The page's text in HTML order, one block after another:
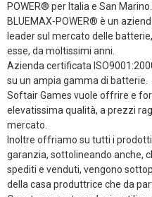
POWER® per Italia e San Marino.
BLUEMAX-POWER® è un
leader sul mercato delle
esse, da moltissimi anni.
Azienda certificata
su un ampia gamma di batterie.
Softair Games vuole offrire e
elevatissima qualità, a prezzi
mercato.
Inoltre offriamo su tutti i
garanzia, sottolineando anche,
spediti e venduti, vengono
della casa produttrice che da